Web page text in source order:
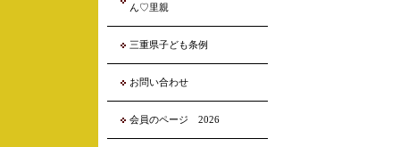
ん♡里親
三重県子ども条例
お問い合わせ
会員のページ 2026